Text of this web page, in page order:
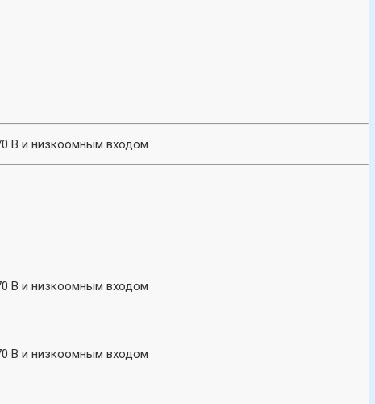
В и низкоомным входом
В и низкоомным входом
В и низкоомным входом